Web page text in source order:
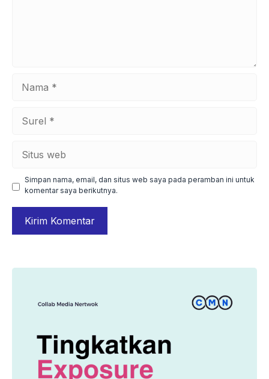
web
Simpan nama, email, dan situs web saya pada peramban ini untuk
komentar saya berikutnya.